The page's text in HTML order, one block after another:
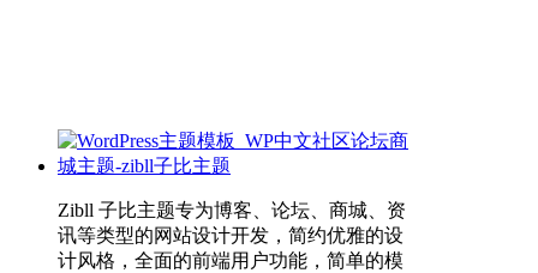
Zibll 子比主题专为博客、论坛、商城、资
讯等类型的网站设计开发，简约优雅的设
计风格，全面的前端用户功能，简单的模